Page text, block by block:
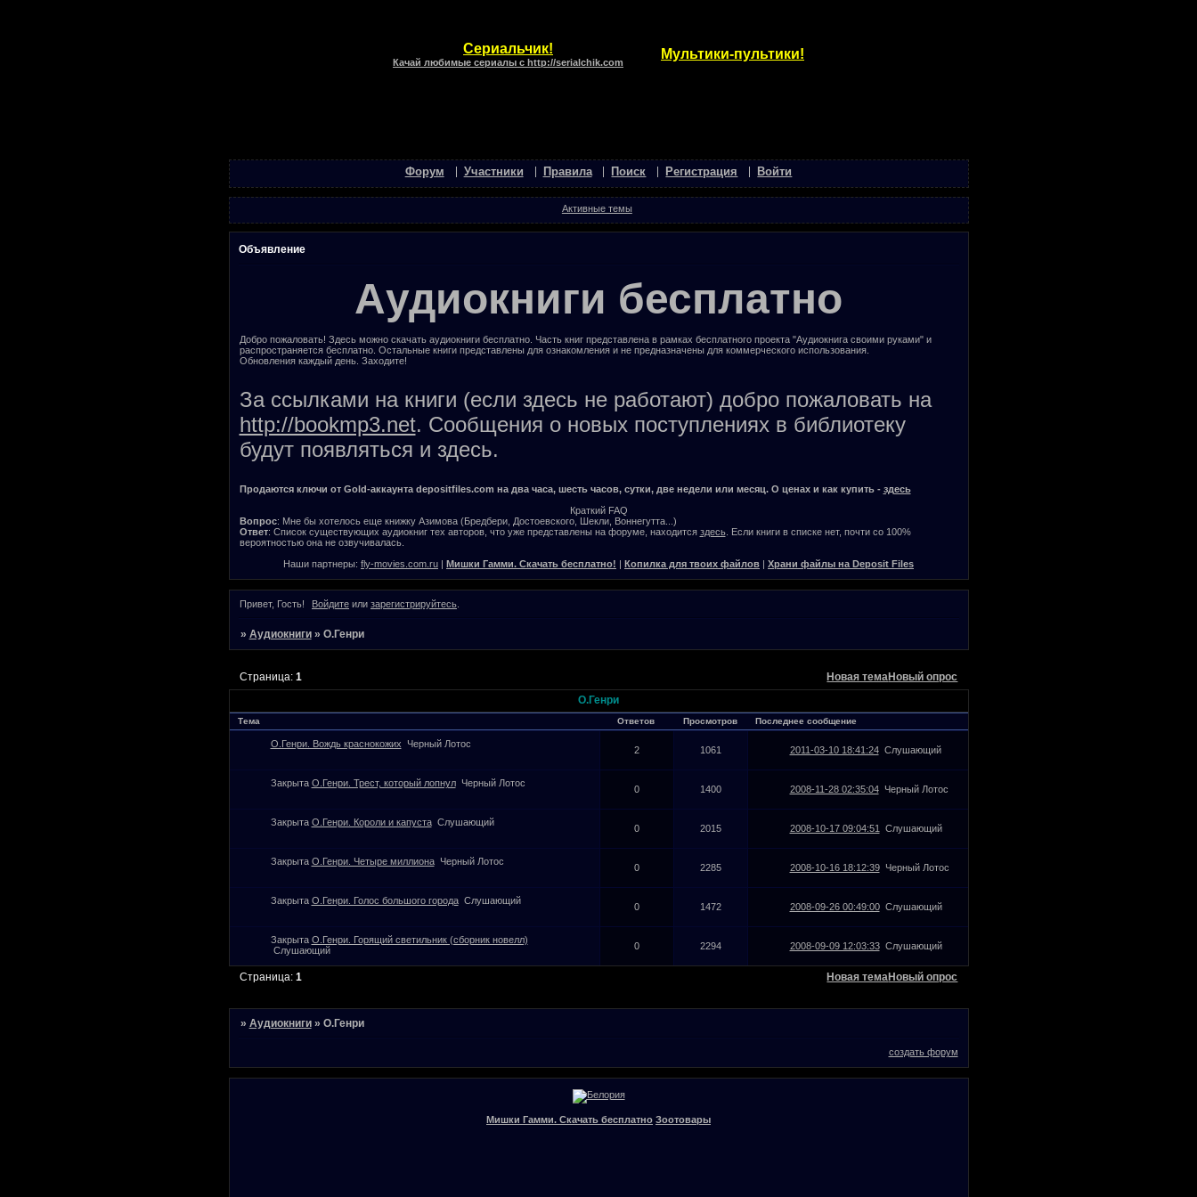
Сериальчик!
Качай любимые сериалы с http://serialchik.com
Мультики-пультики!
Форум Участники Правила Поиск Регистрация Войти
Активные темы
Объявление
Аудиокниги бесплатно
Добро пожаловать! Здесь можно скачать аудиокниги бесплатно. Часть книг представлена в рамках бесплатного проекта "Аудиокнига своими руками" и
распространяется бесплатно. Остальные книги представлены для ознакомления и не предназначены для коммерческого использования.
Обновления каждый день. Заходите!
За ссылками на книги (если здесь не работают) добро пожаловать на
http://bookmp3.net. Сообщения о новых поступлениях в библиотеку
будут появляться и здесь.
Продаются ключи от Gold-аккаунта depositfiles.com на два часа, шесть часов, сутки, две недели или месяц. О ценах и как купить - здесь
Краткий FAQ
Вопрос: Мне бы хотелось еще книжку Азимова (Бредбери, Достоевского, Шекли, Воннегутта...)
Ответ: Список существующих аудиокниг тех авторов, что уже представлены на форуме, находится здесь. Если книги в списке нет, почти со 100%
вероятностью она не озвучивалась.
Наши партнеры: fly-movies.com.ru Мишки Гамми. Скачать бесплатно! Копилка для твоих файлов Храни файлы на Deposit Files
Привет, Гость! Войдите или зарегистрируйтесь
» Аудиокниги » О.Генри
О.Генри
Страница: 1 Новая темаНовый опрос
Тема Ответов Просмотров Последнее сообщение
О.Генри. Вождь краснокожих Черный Лотос
2 1061 2011-03-10 18:41:24 Слушающий
Закрыта О.Генри. Трест, который лопнул Черный Лотос
0 1400 2008-11-28 02:35:04 Черный Лотос
Закрыта О.Генри. Короли и капуста Слушающий
0 2015 2008-10-17 09:04:51 Слушающий
Закрыта О.Генри. Четыре миллиона Черный Лотос
0 2285 2008-10-16 18:12:39 Черный Лотос
Закрыта О.Генри. Голос большого города Слушающий
0 1472 2008-09-26 00:49:00 Слушающий
Закрыта О.Генри. Горящий светильник (сборник новелл)
Слушающий
0 2294 2008-09-09 12:03:33 Слушающий
Новая темаНовый опрос
Страница: 1
» Аудиокниги » О.Генри
создать форум
Мишки Гамми. Скачать бесплатно Зоотовары